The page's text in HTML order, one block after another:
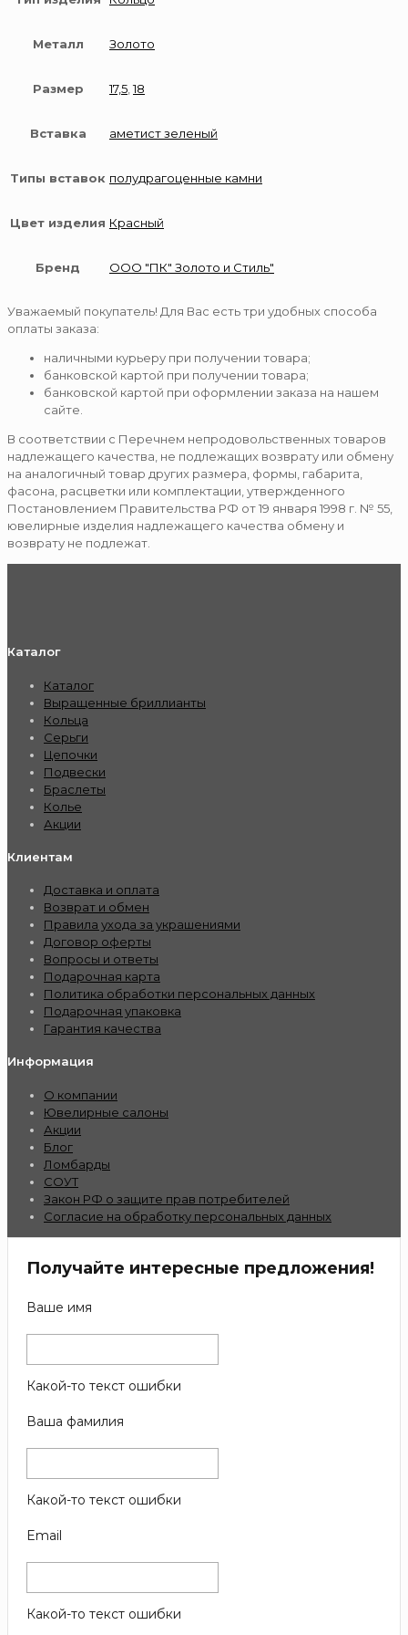
Металл Золото
Размер 17,5 ,18
Вставка аметист зеленый
Типы вставок полудрагоценные камни
Цвет изделия Красный
Бренд ООО "ПК" Золото и Стиль"
Уважаемый покупатель! Для Вас есть три удобных способа
оплаты заказа:
наличными курьеру при получении товара;
банковской картой при получении товара;
банковской картой при оформлении заказа на нашем
сайте.
В соответствии с Перечнем непродовольственных товаров
надлежащего качества, не подлежащих возврату или обмену
на аналогичный товар других размера, формы, габарита,
фасона, расцветки или комплектации, утвержденного
Постановлением Правительства РФ от 19 января 1998 г. № 55,
ювелирные изделия надлежащего качества обмену и
возврату не подлежат.
Каталог
Каталог
Выращенные бриллианты
Кольца
Серьги
Цепочки
Подвески
Браслеты
Колье
Акции
Клиентам
Доставка и оплата
Возврат и обмен
Правила ухода за украшениями
Договор оферты
Вопросы и ответы
Подарочная карта
Политика обработки персональных данных
Подарочная упаковка
Гарантия качества
Информация
О компании
Ювелирные салоны
Акции
Блог
Ломбарды
СОУТ
Закон РФ о защите прав потребителей
Согласие на обработку персональных данных
Получайте интересные предложения!
Ваше имя
Какой-то текст ошибки
Ваша фамилия
Какой-то текст ошибки
Email
Какой-то текст ошибки